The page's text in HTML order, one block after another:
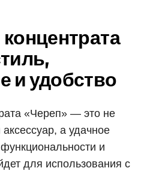
и удобство
«Череп» — это не
а удачное
и
для использования с